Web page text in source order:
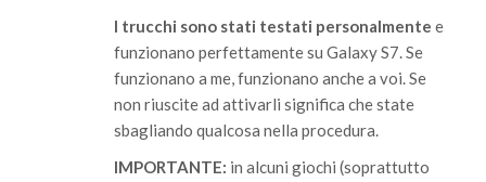
I trucchi sono stati testati personalmente e
funzionano perfettamente su Galaxy S7. Se
funzionano a me, funzionano anche a voi. Se
non riuscite ad attivarli significa che state
sbagliando qualcosa nella procedura.
IMPORTANTE: in alcuni giochi (soprattutto